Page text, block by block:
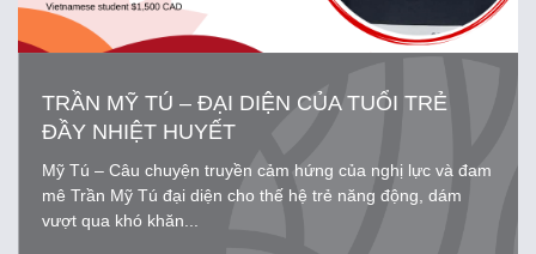
TRẦN MỸ TÚ – ĐẠI DIỆN CỦA TUỔI TRẺ
ĐẦY NHIỆT HUYẾT
Mỹ Tú – Câu chuyện truyền cảm hứng của nghị lực và đam
mê Trần Mỹ Tú đại diện cho thế hệ trẻ năng động, dám
vượt qua khó khăn...